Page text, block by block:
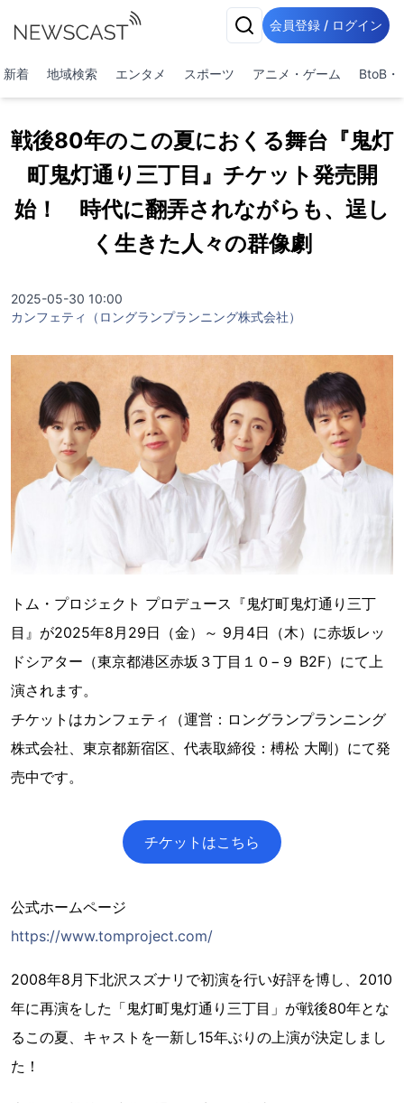
会員登録 / ログイン
新着 地域検索 エンタメ スポーツ アニメ・ゲーム BtoB・
戦後80年のこの夏におくる舞台『鬼灯
町鬼灯通り三丁目』チケット発売開
始！ 時代に翻弄されながらも、逞し
く生きた人々の群像劇
2025-05-30 10:00
カンフェティ（ロングランプランニング株式会社）
トム・プロジェクト プロデュース『鬼灯町鬼灯通り三丁
目』が2025年8月29日（金）～ 9月4日（木）に赤坂レッ
ドシアター（東京都港区赤坂３丁目１０−９ B2F）にて上
演されます。
チケットはカンフェティ（運営：ロングランプランニング
株式会社、東京都新宿区、代表取締役：榑松 大剛）にて発
売中です。
チケットはこちら
公式ホームページ
https://www.tomproject.com/
2008年8月下北沢スズナリで初演を行い好評を博し、2010
年に再演をした「鬼灯町鬼灯通り三丁目」が戦後80年とな
るこの夏、キャストを一新し15年ぶりの上演が決定しまし
た！